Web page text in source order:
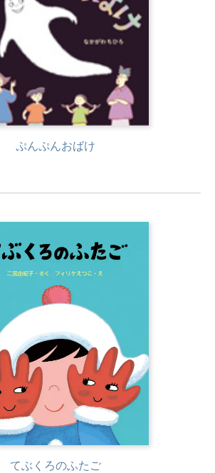
ぷんぷんおばけ
てぶくろのふたご